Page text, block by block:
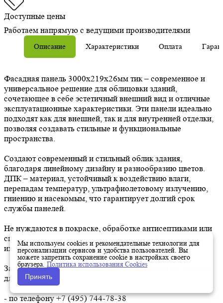
Доступные цены
Работаем напрямую с ведущими производителями
Описание Характеристики Оплата
Фасадная панель 3000х219х26мм тик – современное и
универсальное решение для облицовки зданий,
сочетающее в себе эстетичный внешний вид и отличные
эксплуатационные характеристики. Эти панели идеально
подходят как для внешней, так и для внутренней отделки,
позволяя создавать стильные и функциональные
пространства.
Создают современный и стильный облик здания,
благодаря линейному дизайну и разнообразию цветов.
ДПК – материал, устойчивый к воздействию влаги,
перепадам температур, ультрафиолетовому излучению,
гниению и насекомым, что гарантирует долгий срок
службы панелей.
Не нуждаются в покраске, обработке антисептиками или
специальном уходе. Достаточно периодически очищать
их от загрязнений водой.
Заказать Фасадная панель вы можете любым из удобных
для вас способов:
- по телефону +7 (495) 744-78-38
Мы используем cookies и рекомендательные технологии для
персонализации сервисов и удобства пользователей. Вы
можете запретить сохранение cookie в настройках своего
браузера. Политика использования Cookies
Принять